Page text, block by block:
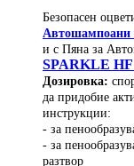
Безопасен
Автошампоани
и с Пяна за
SPARKLE
Дозировка:
да придобие
инструкции:
- за
- за
разтвор